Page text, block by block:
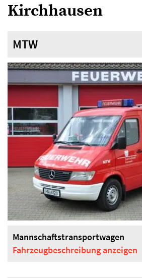
Kirchhausen
MTW
Mannschaftstransportwagen
Fahrzeugbeschreibung anzeigen